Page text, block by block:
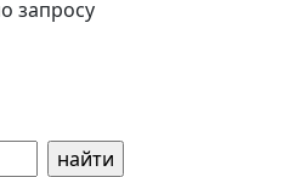
запросу